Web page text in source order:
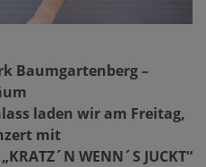
Baumgartenberg –
laden wir am Freitag,
mit
WENN´S JUCKT“